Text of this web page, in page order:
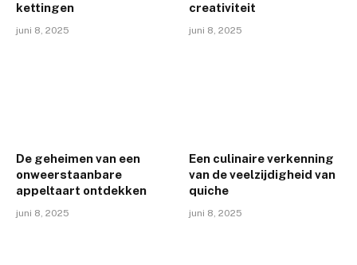
kettingen
juni 8, 2025
creativiteit
juni 8, 2025
De geheimen van een
onweerstaanbare
appeltaart ontdekken
juni 8, 2025
Een culinaire verkenning
van de veelzijdigheid van
quiche
juni 8, 2025